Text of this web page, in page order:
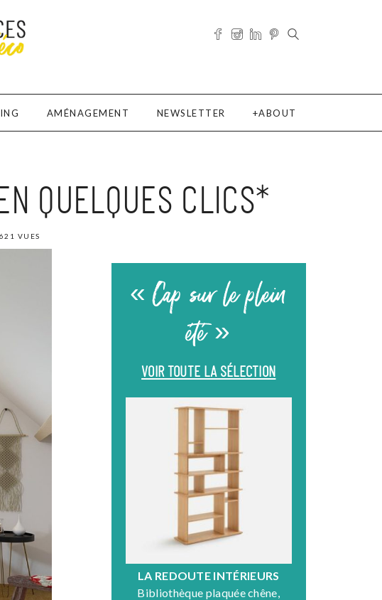
AMÉNAGEMENT NEWSLETTER ABOUT
QUELQUES CLICS*
VUES
« Cap sur le plein
été »
VOIR TOUTE LA SÉLECTION
LA REDOUTE INTÉRIEURS
Bibliothèque plaquée chêne,